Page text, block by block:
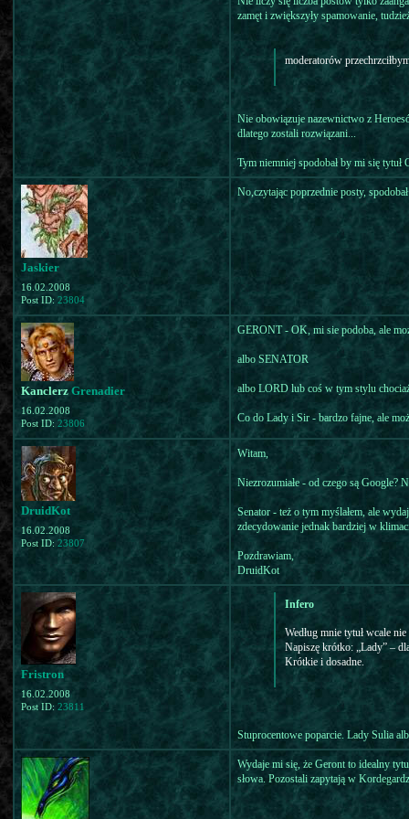
zamęt i zwiększyły spamowanie,
moderatorów
Nie obowiązuje nazewnictwo z
dlatego zostali rozwiązani...
Tym niemniej spodobał by mi się
Jaskier
16.02.2008
Post ID: 23804
No,czytając poprzednie posty,
Kanclerz Grenadier
16.02.2008
Post ID: 23806
GERONT - OK, mi sie podoba, ale
albo SENATOR
albo LORD lub coś w tym stylu
Co do Lady i Sir - bardzo fajne, ale
DruidKot
16.02.2008
Post ID: 23807
Witam,
Niezrozumiałe - od czego są Google?
Senator - też o tym myślałem, ale
zdecydowanie jednak bardziej w
Pozdrawiam,
DruidKot
Fristron
16.02.2008
Post ID: 23811
Infero
Według mnie tytuł wcale
Napiszę krótko: „Lady” –
Krótkie i dosadne.
Stuprocentowe poparcie. Lady Sulia
Wydaje mi się, że Geront to idealny
słowa. Pozostali zapytają w